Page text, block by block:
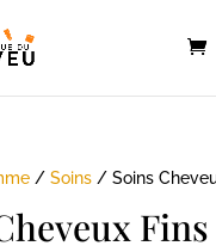
/ Soins/ Soins
Fins